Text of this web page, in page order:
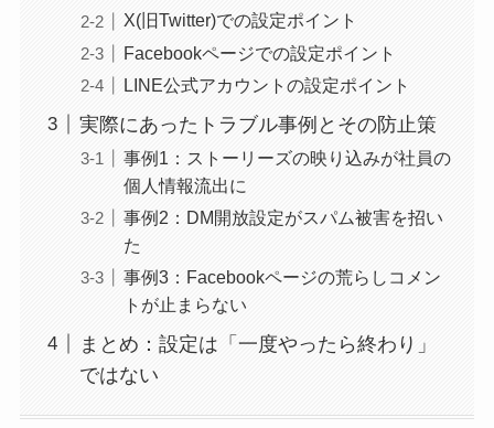
X(旧Twitter)での設定ポイント
Facebookページでの設定ポイント
LINE公式アカウントの設定ポイント
実際にあったトラブル事例とその防止策
事例1：ストーリーズの映り込みが社員の
個人情報流出に
事例2：DM開放設定がスパム被害を招い
た
事例3：Facebookページの荒らしコメン
トが止まらない
まとめ：設定は「一度やったら終わり」
ではない